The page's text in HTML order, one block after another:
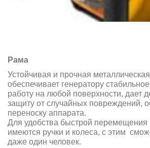
Рама
Устойчивая и прочная
обеспечивает генератору
работу на любой поверхности, дает
защиту от случайных повреждений,
переноску аппарата.
Для удобства быстрой перемещения
имеются ручки и колеса, с этим
даже один человек.